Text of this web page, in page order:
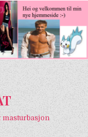
masturbasjon